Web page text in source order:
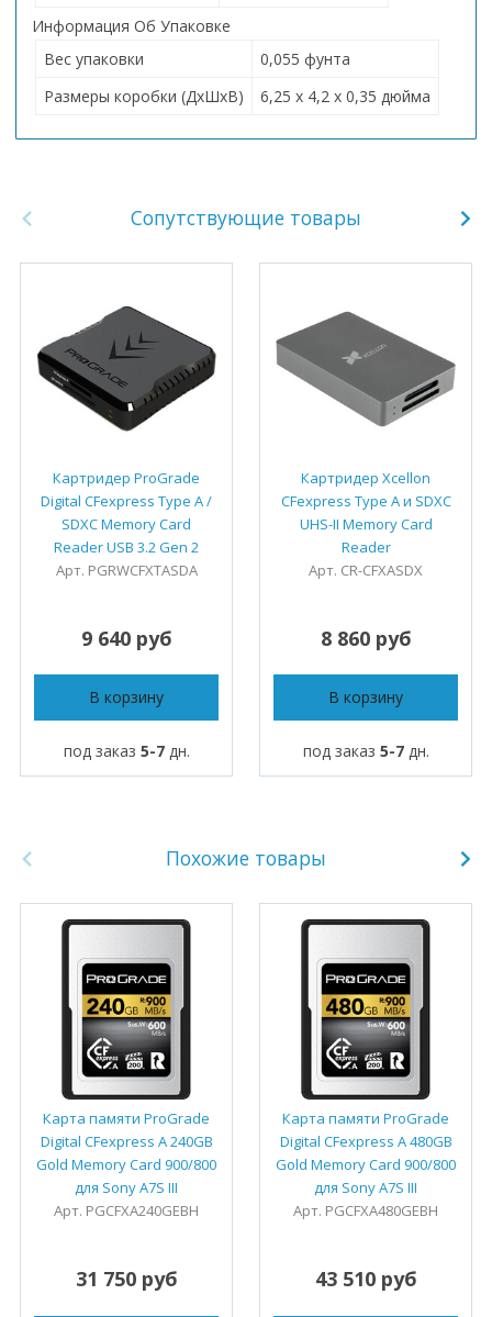
Информация Об Упаковке
Вес упаковки
0,055 фунта
Размеры коробки (ДхШхВ)
6,25 x 4,2 x 0,35 дюйма
Сопутствующие товары
Картридер ProGrade
Digital CFexpress Type A /
SDXC Memory Card
Reader USB 3.2 Gen 2
Арт. PGRWCFXTASDA
9 640 руб
В корзину
под заказ 5-7дн.
Картридер Xcellon
CFexpress Type A и SDXC
UHS-II Memory Card
Reader
Арт. CR-CFXASDX
8 860 руб
В корзину
под заказ 5-7дн.
Похожие товары
Карта памяти ProGrade
Digital CFexpress A 240GB
Gold Memory Card 900/800
для Sony A7S III
Арт. PGCFXA240GEBH
31 750 руб
Карта памяти ProGrade
Digital CFexpress A 480GB
Gold Memory Card 900/800
для Sony A7S III
Арт. PGCFXA480GEBH
43 510 руб